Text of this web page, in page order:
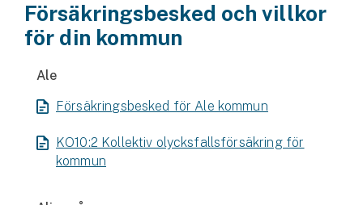
Mc-försäkring
Båt
Märkesförsäkringar
Vattenskoterförsäkring
Försäkringsbesked och villkor
för din kommun
Ale
Försäkringsbesked för Ale kommun
KO10:2 Kollektiv olycksfallsförsäkring för
kommun